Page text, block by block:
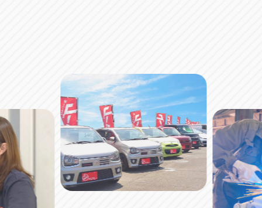
ペ
ー
ジ
送